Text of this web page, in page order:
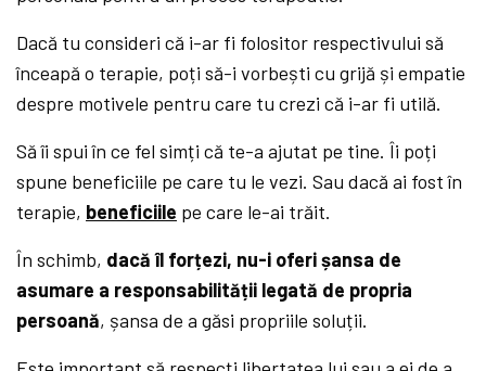
Dacă tu consideri că i-ar fi folositor respectivului să
înceapă o terapie, poți să-i vorbești cu grijă și empatie
despre motivele pentru care tu crezi că i-ar fi utilă.
Să îi spui în ce fel simți că te-a ajutat pe tine. Îi poți
spune beneficiile pe care tu le vezi. Sau dacă ai fost în
terapie, beneficiile pe care le-ai trăit.
În schimb, dacă îl forțezi, nu-i oferi șansa de
asumare a responsabilității legată de propria
persoană, șansa de a găsi propriile soluții.